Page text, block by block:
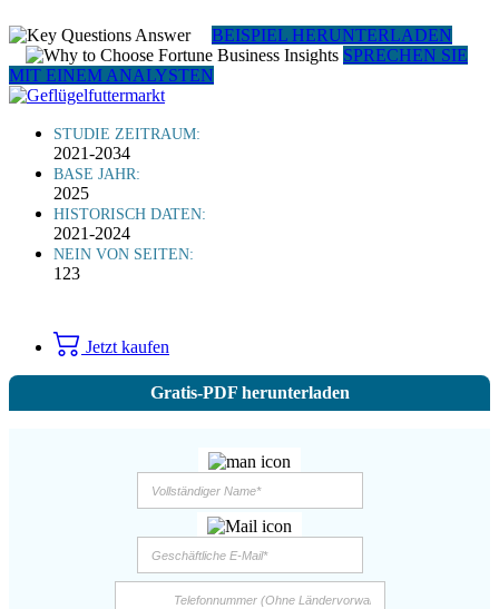
BEISPIEL HERUNTERLADEN
SPRECHEN SIE
MIT EINEM ANALYSTEN
STUDIE ZEITRAUM:
2021-2034
BASE JAHR:
2025
HISTORISCH DATEN:
2021-2024
NEIN VON SEITEN:
123
Jetzt kaufen
Gratis-PDF herunterladen